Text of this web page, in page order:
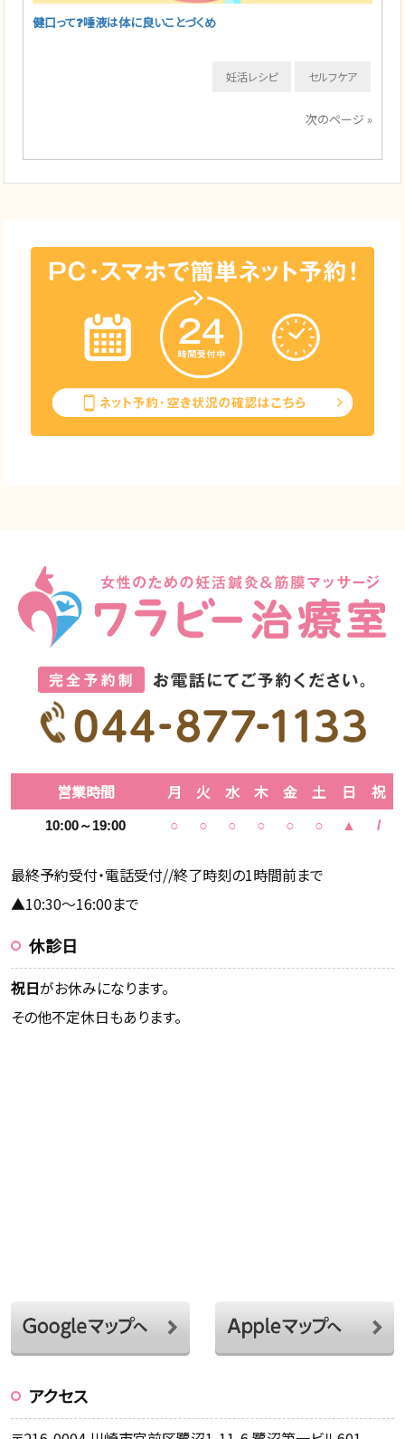
健口って❓唾液は体に良いことづくめ
セルフケア
妊活レシピ
次のページ »
営業時間 月 火 水 木 金 土 日 祝
10:00～19:00 ○ ○ ○ ○ ○ ○ ▲ /
最終予約受付・電話受付//終了時刻の1時間前まで
▲10:30～16:00まで
休診日
祝日がお休みになります。
その他不定休日もあります。
アクセス